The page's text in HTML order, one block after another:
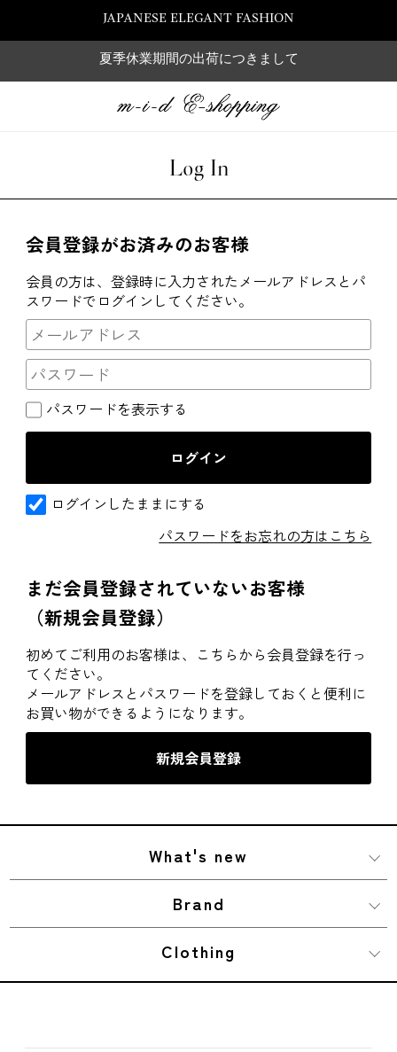
JAPANESE ELEGANT FASHION
夏季休業期間の出荷につきまして
Log In
会員登録がお済みのお客様
会員の方は、登録時に入力されたメールアドレスとパ
スワードでログインしてください。
パスワードを表示する
ログインしたままにする
パスワードをお忘れの方はこちら
まだ会員登録されていないお客様
（新規会員登録）
初めてご利用のお客様は、こちらから会員登録を行っ
てください。
メールアドレスとパスワードを登録しておくと便利に
お買い物ができるようになります。
What's new
Brand
Clothing